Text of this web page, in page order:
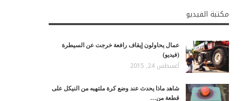
مكتبة الفيديو
عمال يحاولون إيقاف رافعة خرجت عن السيطرة
(فيديو)
أغسطس 24, 2015
شاهد ماذا يحدث عند وضع كرة ملتهبه من النيكل على
قطعة من…